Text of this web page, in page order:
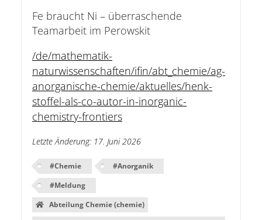
Fe braucht Ni – überraschende
Teamarbeit im Perowskit
/de/mathematik-
naturwissenschaften/ifin/abt_chemie/ag-
anorganische-chemie/aktuelles/henk-
stoffel-als-co-autor-in-inorganic-
chemistry-frontiers
Letzte Änderung: 17. Juni 2026
#Chemie #Anorganik
#Meldung
Abteilung Chemie (chemie)